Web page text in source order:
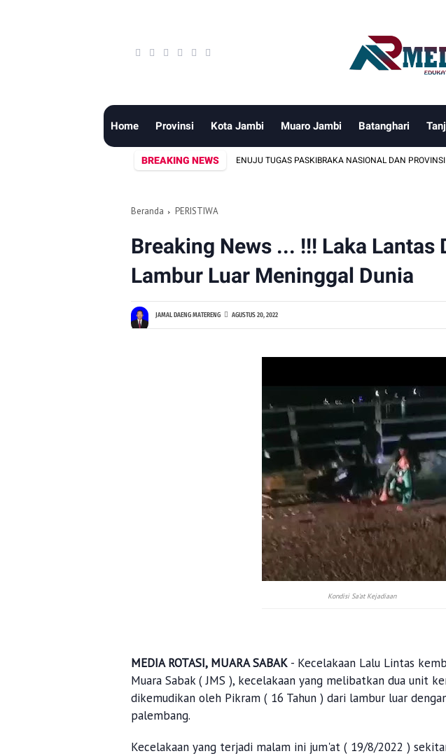
Home Provinsi Kota Jambi Muaro Jambi Batanghari
BREAKING NEWS
PUTRA-PUTRI TERBAIK SUNGAI PENUH MENUJU TUGAS PASKIBRAKA NASIONAL DAN PROVINSI
Beranda PERISTIWA
Breaking News ... !!! Laka Lantas
Lambur Luar Meninggal Dunia
JAMAL DAENG MATERENG AGUSTUS 20, 2022
Kondisi Sa'at Kejadiaan
MEDIA ROTASI, MUARA SABAK - Kecelakaan Lalu Lintas
Muara Sabak ( JMS ), kecelakaan yang melibatkan dua unit
dikemudikan oleh Pikram ( 16 Tahun ) dari lambur luar
palembang.
Kecelakaan yang terjadi malam ini jum'at ( 19/8/2022 )